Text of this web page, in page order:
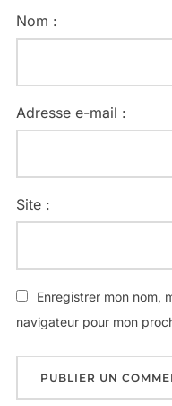
Nom :
Adresse e-mail :
Site :
Enregistrer mon nom,
navigateur pour mon